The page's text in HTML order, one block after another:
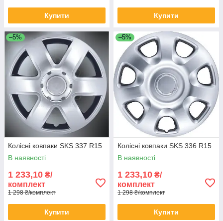
Купити Купити
–5%
Колісні ковпаки SKS 337 R15
В наявності
1 233,10 ₴/
комплект
1 298 ₴/комплект
Купити
–5%
Колісні ковпаки SKS 336 R15
В наявності
1 233,10 ₴/
комплект
1 298 ₴/комплект
Купити